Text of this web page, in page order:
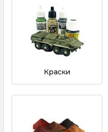
Краски